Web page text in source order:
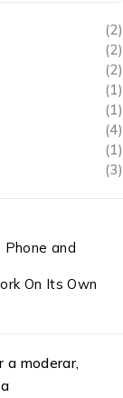
(2)
(2)
(2)
(1)
(1)
(4)
(1)
(3)
and
On Its Own
a moderar,